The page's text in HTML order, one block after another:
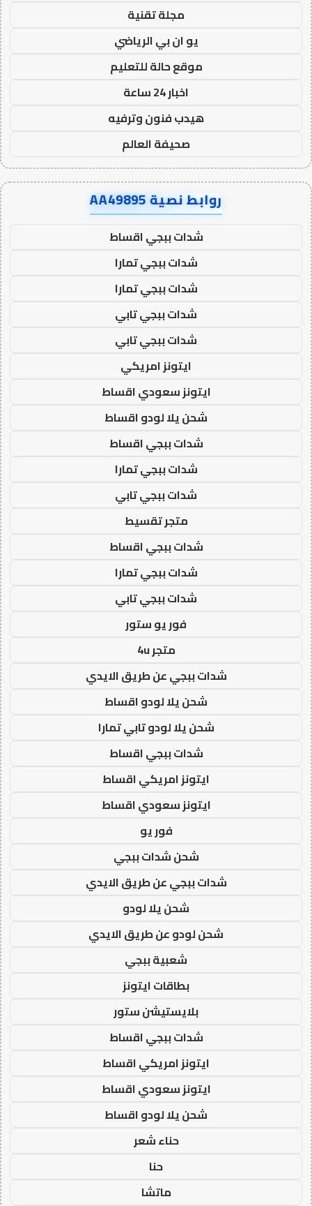
مجلة تقنية
يو ان بي الرياضي
موقع حالة للتعليم
اخبار 24 ساعة
هيدب فنون وترفيه
صحيفة العالم
روابط نصية AA49895
شدات ببجي اقساط
شدات ببجي تمارا
شدات ببجي تمارا
شدات ببجي تابي
شدات ببجي تابي
ايتونز امريكي
ايتونز سعودي اقساط
شحن يلا لودو اقساط
شدات ببجي اقساط
شدات ببجي تمارا
شدات ببجي تابي
متجر تقسيط
شدات ببجي اقساط
شدات ببجي تمارا
شدات ببجي تابي
فور يو ستور
متجر 4u
شدات ببجي عن طريق الايدي
شحن يلا لودو اقساط
شحن يلا لودو تابي تمارا
شدات ببجي اقساط
ايتونز امريكي اقساط
ايتونز سعودي اقساط
فور يو
شحن شدات ببجي
شدات ببجي عن طريق الايدي
شحن يلا لودو
شحن لودو عن طريق الايدي
شعبية ببجي
بطاقات ايتونز
بلايستيشن ستور
شدات ببجي اقساط
ايتونز امريكي اقساط
ايتونز سعودي اقساط
شحن يلا لودو اقساط
حناء شعر
حنا
ماتشا